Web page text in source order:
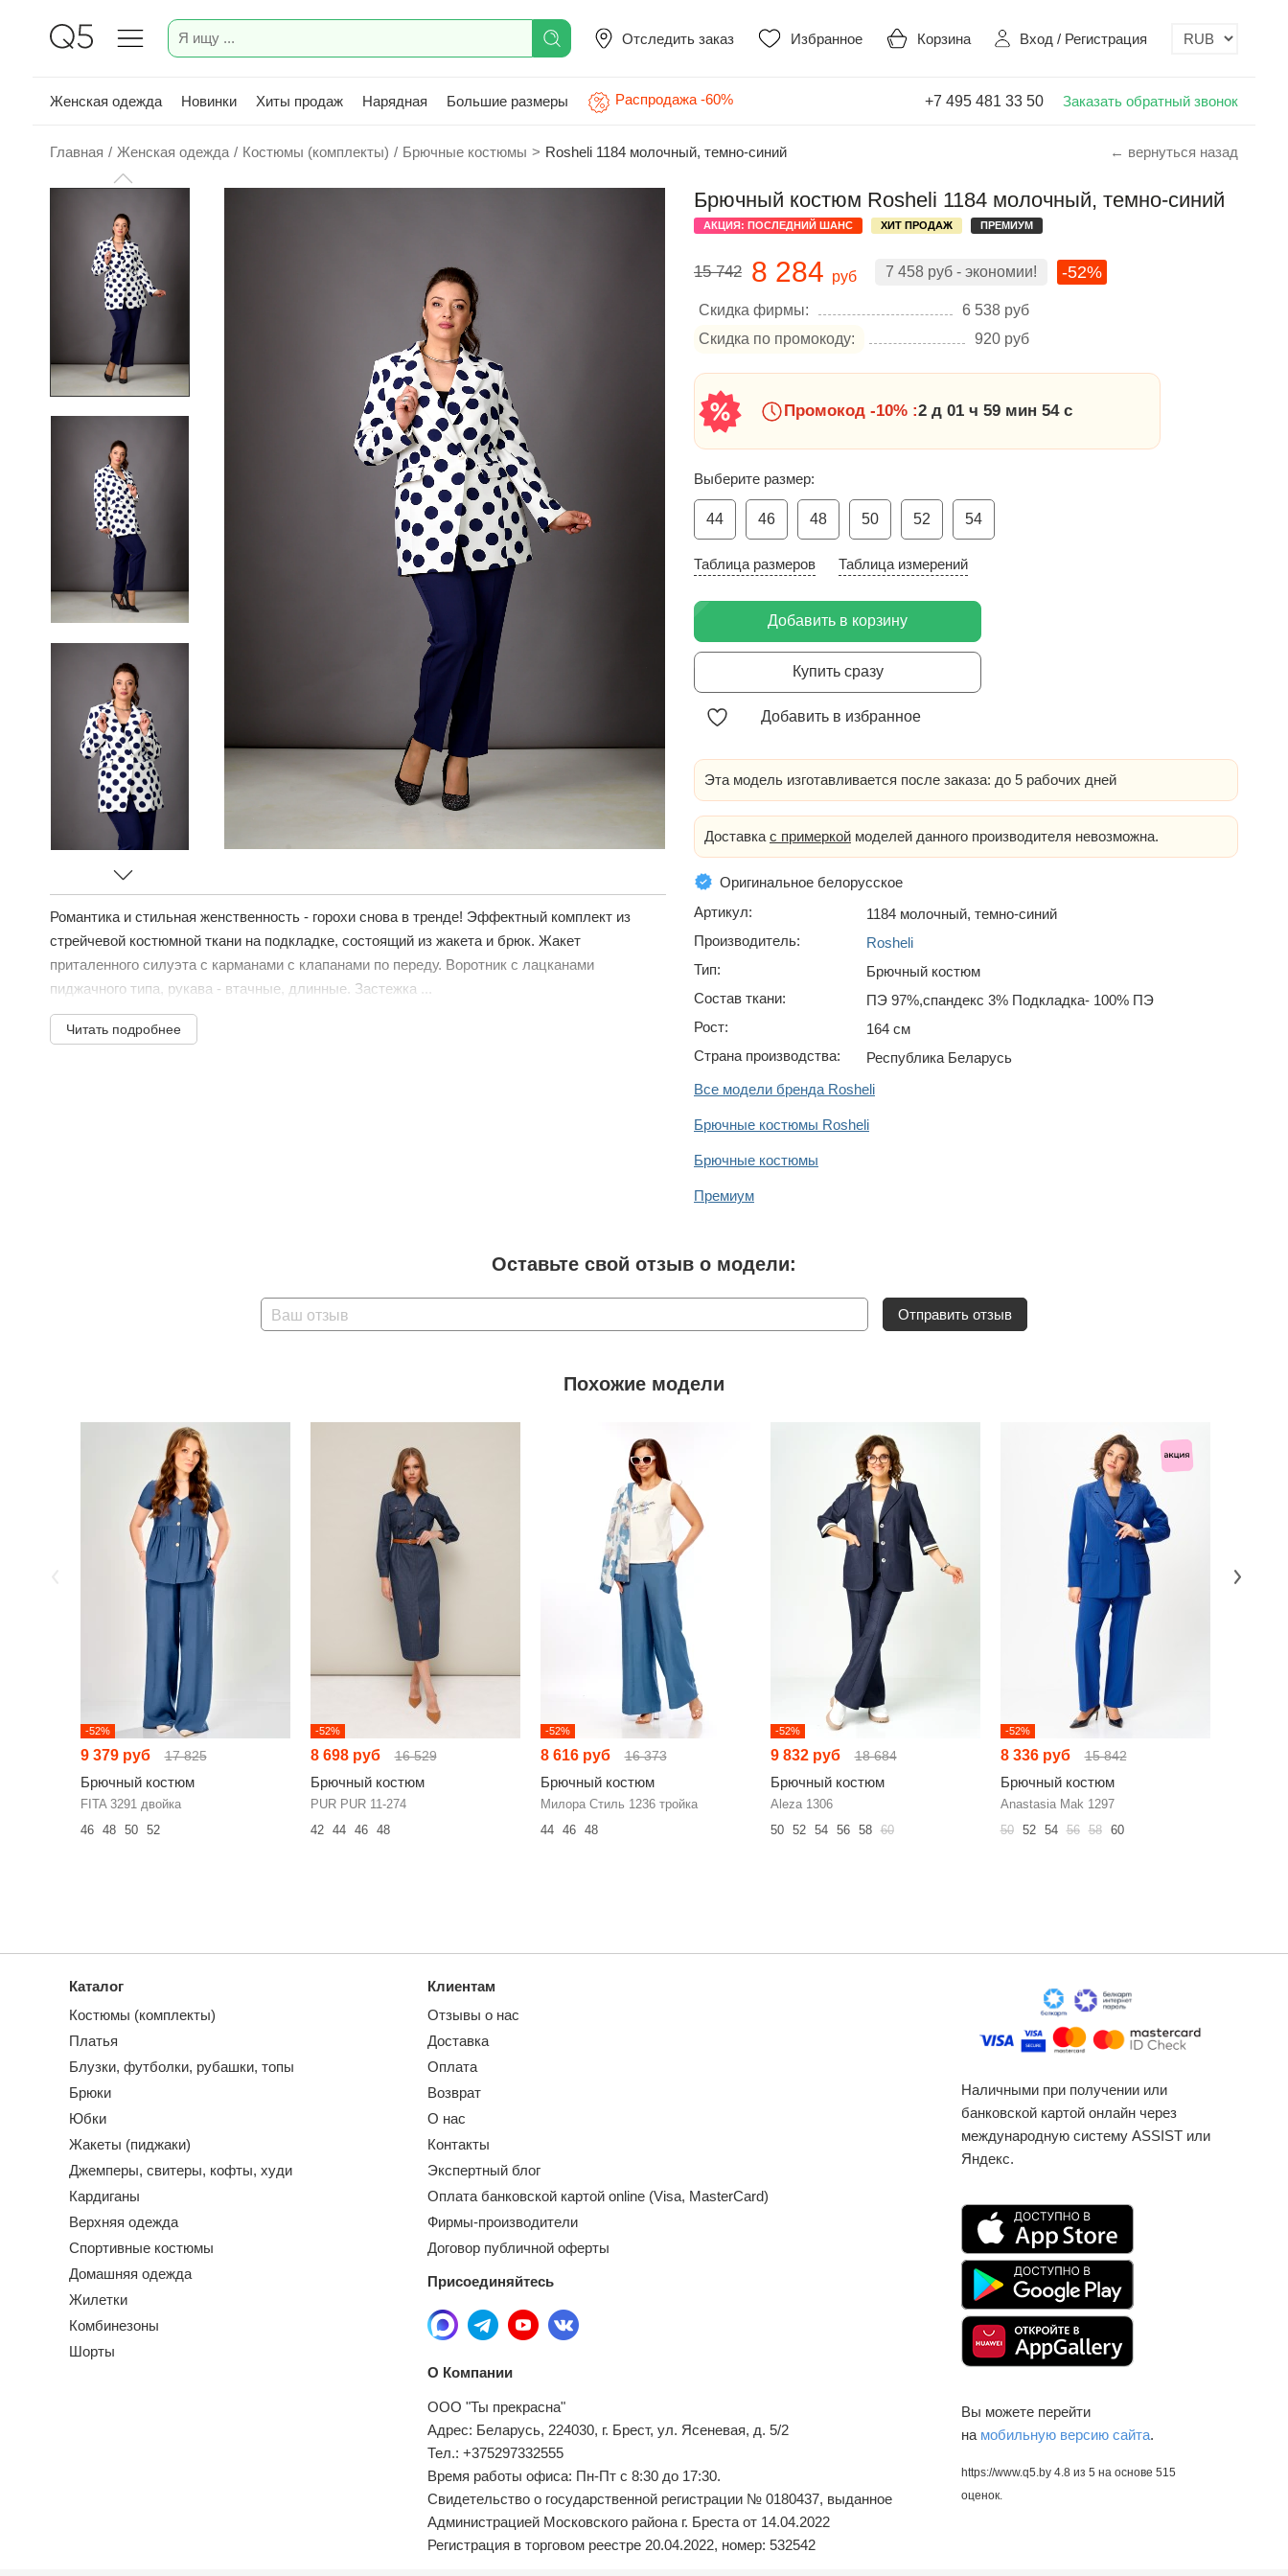
Отследить заказ Избранное Корзина Вход / Регистрация
Женская одежда Новинки Хиты продаж Нарядная Большие размеры Распродажа -60% +7 495 481 33 50 Заказать обратный звонок
Главная / Женская одежда / Костюмы (комплекты) / Брючные костюмы > Rosheli 1184 молочный, темно-синий ← вернуться назад
Романтика и стильная женственность - горохи снова в тренде! Эффектный комплект из
стрейчевой костюмной ткани на подкладке, состоящий из жакета и брюк. Жакет
приталенного силуэта с карманами с клапанами по переду. Воротник с лацканами
пиджачного типа, рукава - втачные, длинные. Застежка ...
Читать подробнее
Брючный костюм Rosheli 1184 молочный, темно-синий
АКЦИЯ: ПОСЛЕДНИЙ ШАНС ХИТ ПРОДАЖ ПРЕМИУМ
15 742 8 284 руб 7 458 руб - экономии! -52%
Скидка фирмы: 6 538 руб
Скидка по промокоду:
920 руб
Промокод -10% :2 д 01 ч 59 мин 53 с
Выберите размер:
44 46 48 50 52 54
Таблица размеров Таблица измерений
Добавить в корзину
Купить сразу
Добавить в избранное
Эта модель изготавливается после заказа: до 5 рабочих дней
Доставка с примеркой моделей данного производителя невозможна.
Оригинальное белорусское
Артикул:
1184 молочный, темно-синий
Производитель:
Rosheli
Тип:
Брючный костюм
Состав ткани:
ПЭ 97%,спандекс 3% Подкладка- 100% ПЭ
Рост:
164 см
Страна производства:
Республика Беларусь
Все модели бренда Rosheli
Брючные костюмы Rosheli
Брючные костюмы
Премиум
Оставьте свой отзыв о модели:
Ваш отзыв Отправить отзыв
Похожие модели
-52%
9 379 руб 17 825
Брючный костюм
FITA 3291 двойка
46
48 50 52
-52%
8 698 руб 16 529
Брючный костюм
PUR PUR 11-274
42
44 46 48
-52%
8 616 руб 16 373
Брючный костюм
Милора Стиль 1236 тройка
44
46 48
-52%
9 832 руб 18 684
Брючный костюм
Aleza 1306
50
52 54 56 58 60
-52%
8 336 руб 15 842
Брючный костюм
Anastasia Mak 1297
50
52 54 56 58 60
Каталог
Костюмы (комплекты)
Платья
Блузки, футболки, рубашки, топы
Брюки
Юбки
Жакеты (пиджаки)
Джемперы, свитеры, кофты, худи
Кардиганы
Верхняя одежда
Спортивные костюмы
Домашняя одежда
Жилетки
Комбинезоны
Шорты
Клиентам
Отзывы о нас
Доставка
Оплата
Возврат
О нас
Контакты
Экспертный блог
Оплата банковской картой online (Visa, MasterCard)
Фирмы-производители
Договор публичной оферты
Присоединяйтесь
О Компании
ООО "Ты прекрасна"
Адрес: Беларусь, 224030, г. Брест, ул. Ясеневая, д. 5/2
Тел.: +375297332555
Время работы офиса: Пн-Пт с 8:30 до 17:30.
Свидетельство о государственной регистрации № 0180437, выданное
Администрацией Московского района г. Бреста от 14.04.2022
Регистрация в торговом реестре 20.04.2022, номер: 532542
Наличными при получении или
банковской картой онлайн через
международную систему ASSIST или
Яндекс.
Вы можете перейти
на мобильную версию сайта.
https://www.q5.by 4.8 из 5 на основе 515
оценок.